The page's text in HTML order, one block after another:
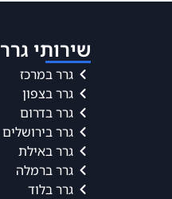
שירותי גרר
גרר במרכז
גרר בצפון
גרר בדרום
גרר בירושלים
גרר באילת
גרר ברמלה
גרר בלוד